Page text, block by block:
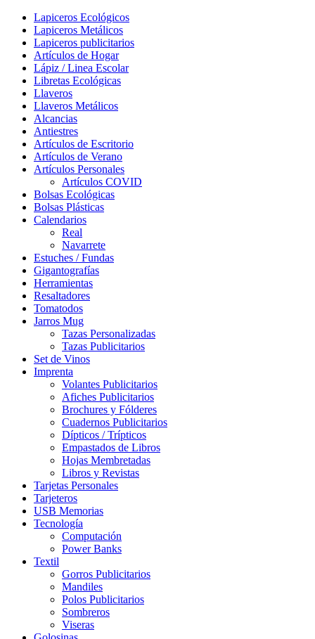
Lapiceros Ecológicos
Lapiceros Metálicos
Lapiceros publicitarios
Artículos de Hogar
Lápiz / Linea Escolar
Libretas Ecológicas
Llaveros
Llaveros Metálicos
Alcancias
Antiestres
Artículos de Escritorio
Artículos de Verano
Artículos Personales
Artículos COVID
Bolsas Ecológicas
Bolsas Plásticas
Calendarios
Real
Navarrete
Estuches / Fundas
Gigantografías
Herramientas
Resaltadores
Tomatodos
Jarros Mug
Tazas Personalizadas
Tazas Publicitarios
Set de Vinos
Imprenta
Volantes Publicitarios
Afiches Publicitarios
Brochures y Fólderes
Cuadernos Publicitarios
Dípticos / Trípticos
Empastados de Libros
Hojas Membretadas
Libros y Revistas
Tarjetas Personales
Tarjeteros
USB Memorias
Tecnología
Computación
Power Banks
Textil
Gorros Publicitarios
Mandiles
Polos Publicitarios
Sombreros
Viseras